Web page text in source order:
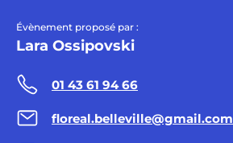
Évènement proposé par :
Lara Ossipovski
01 43 61 94 66
floreal.belleville@gmail.com